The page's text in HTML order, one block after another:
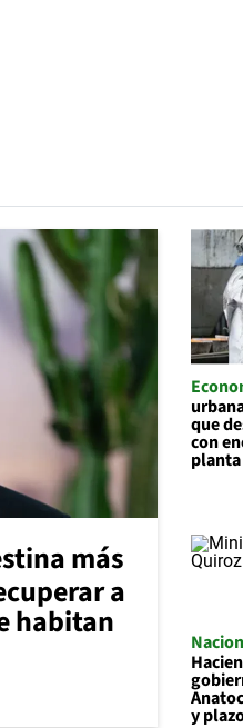
más
a
habitan
que
con
planta
y